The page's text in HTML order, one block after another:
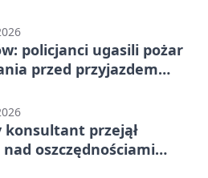
policjanci ugasili pożar
przed przyjazdem
konsultant przejął
oszczędnościami